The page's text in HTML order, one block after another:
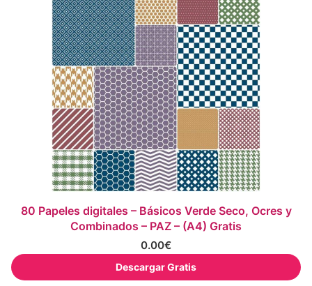
80 Papeles digitales – Básicos Verde Seco, Ocres y
Combinados – PAZ – (A4) Gratis
0.00€
Descargar Gratis